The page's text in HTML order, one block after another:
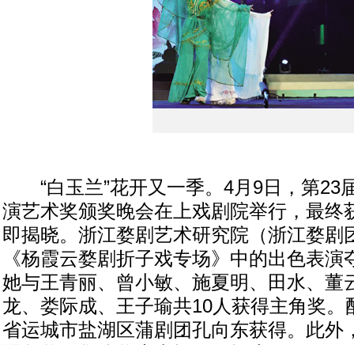
“白玉兰”花开又一季。4月9日，第23
演艺术奖颁奖晚会在上戏剧院举行，最终
即揭晓。浙江婺剧艺术研究院（浙江婺剧
《杨霞云婺剧折子戏专场》中的出色表演
她与王青丽、曾小敏、施夏明、田水、董
龙、娄际成、王子瑜共10人获得主角奖。
省运城市盐湖区蒲剧团孔向东获得。此外